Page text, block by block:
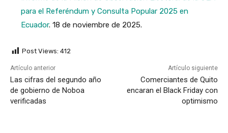
para el Referéndum y Consulta Popular 2025 en
Ecuador. 18 de noviembre de 2025.
Post Views: 412
Artículo anterior
Las cifras del segundo año
de gobierno de Noboa
verificadas
Artículo siguiente
Comerciantes de Quito
encaran el Black Friday con
optimismo